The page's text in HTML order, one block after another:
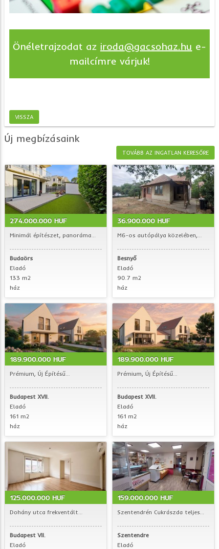
Önéletrajzodat az iroda@gacsohaz.hu e-
mailcímre várjuk!
VISSZA
Új megbízásaink
TOVÁBB AZ INGATLAN KERESŐRE
274.000.000 HUF
Minimál építészet, panoráma...
Budaörs
Eladó
133 m2
ház
36.900.000 HUF
M6-os autópálya közelében,...
Besnyő
Eladó
90.7 m2
ház
189.900.000 HUF
Prémium, Új Építésű...
Budapest XVII.
Eladó
161 m2
ház
189.900.000 HUF
Prémium, Új Építésű...
Budapest XVII.
Eladó
161 m2
ház
125.000.000 HUF
Dohány utca frekventált...
Budapest VII.
Eladó
159.000.000 HUF
Szentendrén Cukrászda teljes...
Szentendre
Eladó